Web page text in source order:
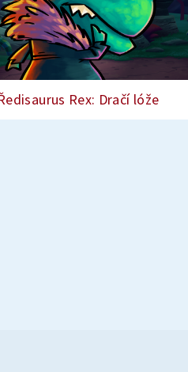
Rex: Dračí lóže